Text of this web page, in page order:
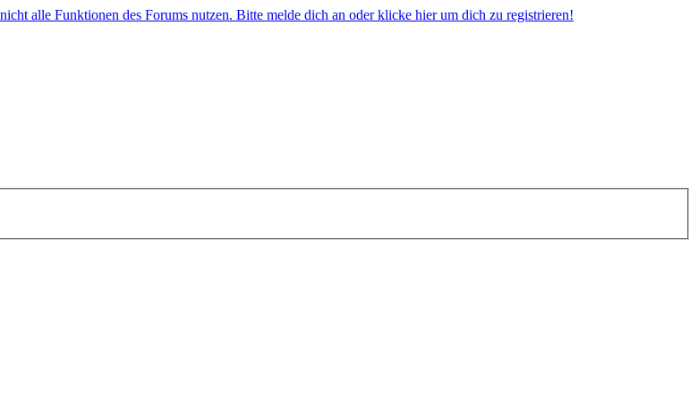
alle Funktionen des Forums nutzen. Bitte melde dich an oder klicke hier um dich zu registrieren!